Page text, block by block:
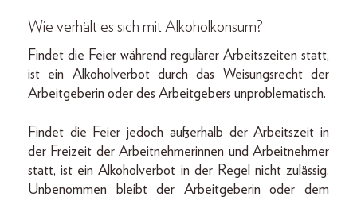
Wie verhält es sich mit Alkoholkonsum?
Findet die Feier während regulärer Arbeitszeiten statt,
ist ein Alkoholverbot durch das Weisungsrecht der
Arbeitgeberin oder des Arbeitgebers unproblematisch.
Findet die Feier jedoch außerhalb der Arbeitszeit in
der Freizeit der Arbeitnehmerinnen und Arbeitnehmer
statt, ist ein Alkoholverbot in der Regel nicht zulässig.
Unbenommen bleibt der Arbeitgeberin oder dem